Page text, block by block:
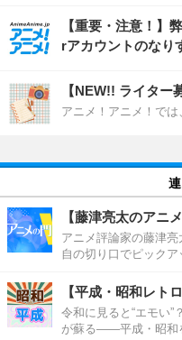
【重要・注意！】
rアカウントのなり
【NEW!! ライター
アニメ！アニメ！では
【藤津亮太のアニ
アニメ評論家の藤津
自の切り口でピックア
【平成・昭和レト
令和に見ると“エモい
が蘇る――平成・昭和